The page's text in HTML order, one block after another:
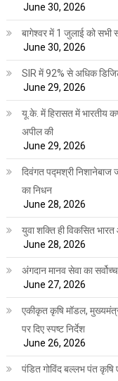
June 30, 2026
बागेश्वर में 1 जुलाई को
June 30, 2026
SIR में 92% से अधिक
June 29, 2026
यू.के. में हिरासत में भारतीय
अपील की
June 29, 2026
दिवंगत पद्मश्री निशानेबाज
का निधन
June 28, 2026
युवा शक्ति ही विकसित
June 28, 2026
अंगदान मानव सेवा का
June 27, 2026
एकीकृत कृषि मॉडल,
पर दिए स्पष्ट निर्देश
June 26, 2026
पंडित गोविंद बल्लभ पंत कृषि